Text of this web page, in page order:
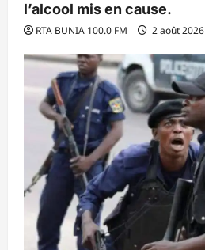
l’alcool mis en cause.
RTA BUNIA 100.0 FM 2 août 2026